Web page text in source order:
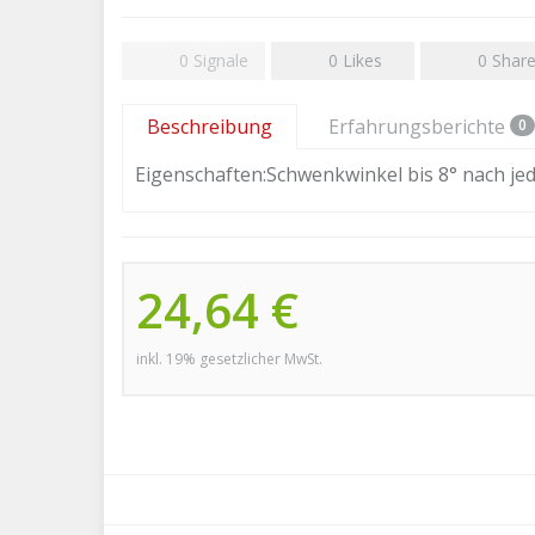
0 Signale 0 Likes 0
Beschreibung Erfahrungsberichte 0
Eigenschaften:Schwenkwinkel bis 8° nach
24,64 €
inkl. 19% gesetzlicher MwSt.